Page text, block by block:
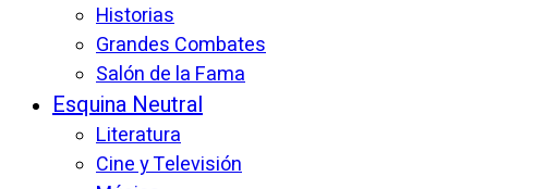
Historias
Grandes Combates
Salón de la Fama
Esquina Neutral
Literatura
Cine y Televisión